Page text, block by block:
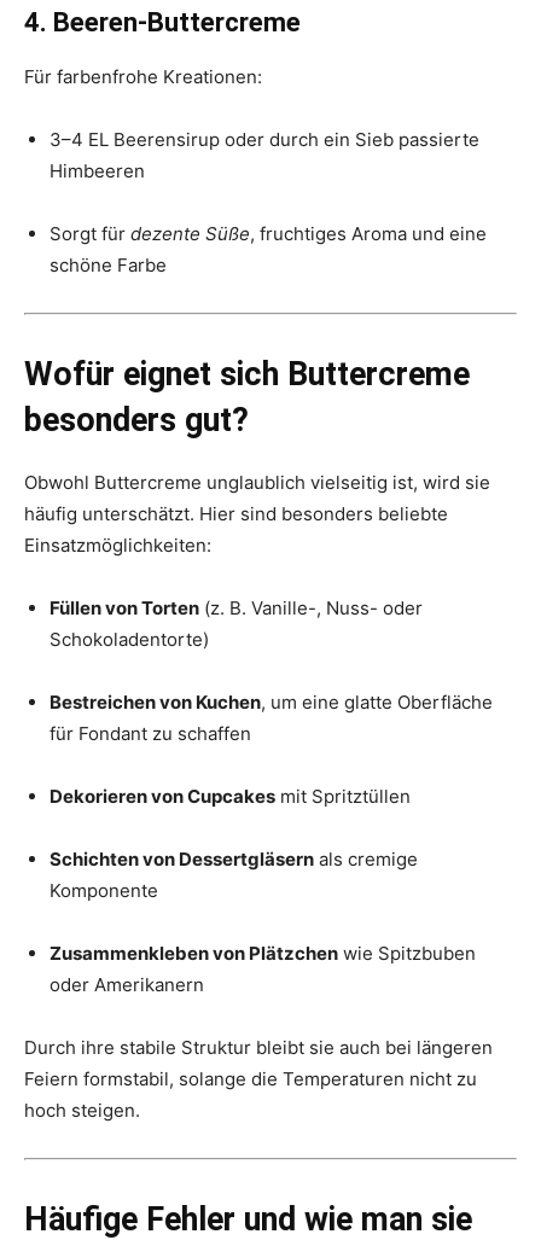
4. Beeren-Buttercreme
Für farbenfrohe Kreationen:
3–4 EL Beerensirup oder durch ein Sieb passierte
Himbeeren
Sorgt für dezente Süße, fruchtiges Aroma und eine
schöne Farbe
Wofür eignet sich Buttercreme
besonders gut?
Obwohl Buttercreme unglaublich vielseitig ist, wird sie
häufig unterschätzt. Hier sind besonders beliebte
Einsatzmöglichkeiten:
Füllen von Torten (z. B. Vanille-, Nuss- oder
Schokoladentorte)
Bestreichen von Kuchen, um eine glatte Oberfläche
für Fondant zu schaffen
Dekorieren von Cupcakes mit Spritztüllen
Schichten von Dessertgläsern als cremige
Komponente
Zusammenkleben von Plätzchen wie Spitzbuben
oder Amerikanern
Durch ihre stabile Struktur bleibt sie auch bei längeren
Feiern formstabil, solange die Temperaturen nicht zu
hoch steigen.
Häufige Fehler und wie man sie